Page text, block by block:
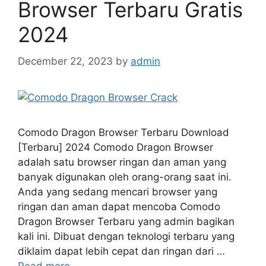
Browser Terbaru Gratis
2024
December 22, 2023 by admin
Comodo Dragon Browser Terbaru Download
[Terbaru] 2024 Comodo Dragon Browser
adalah satu browser ringan dan aman yang
banyak digunakan oleh orang-orang saat ini.
Anda yang sedang mencari browser yang
ringan dan aman dapat mencoba Comodo
Dragon Browser Terbaru yang admin bagikan
kali ini. Dibuat dengan teknologi terbaru yang
diklaim dapat lebih cepat dan ringan dari …